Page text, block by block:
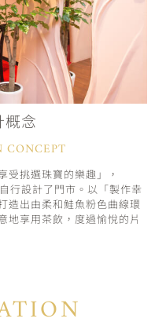
念
CONCEPT
受挑選珠寶的樂趣」，
行設計了門市。以「製作幸
造出由柔和鮭魚粉色曲線環
地享用茶飲，度過愉悅的片